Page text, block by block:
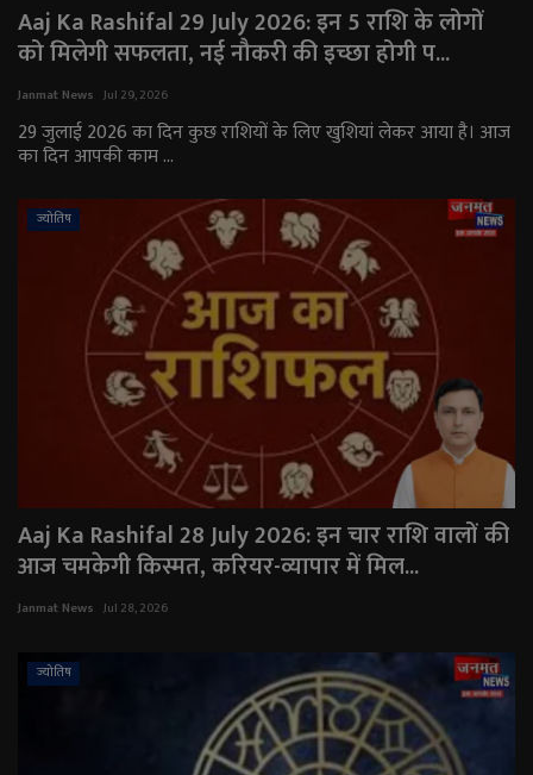
Aaj Ka Rashifal 29 July 2026: इन 5 राशि के लोगों
को मिलेगी सफलता, नई नौकरी की इच्छा होगी प...
Janmat News Jul 29, 2026
29 जुलाई 2026 का दिन कुछ राशियों के लिए खुशियां लेकर आया है। आज
का दिन आपकी काम ...
ज्योतिष
Aaj Ka Rashifal 28 July 2026: इन चार राशि वालों की
आज चमकेगी किस्मत, करियर-व्यापार में मिल...
Janmat News Jul 28, 2026
ज्योतिष